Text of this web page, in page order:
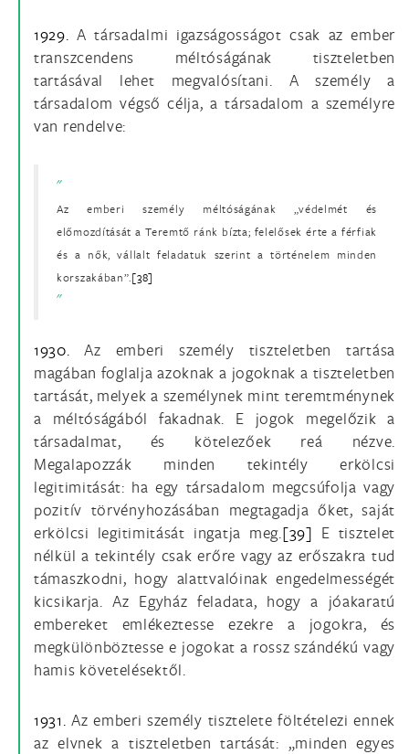
1929. A társadalmi igazságosságot csak az ember
transzcendens méltóságának tiszteletben
tartásával lehet megvalósítani. A személy a
társadalom végső célja, a társadalom a személyre
van rendelve:
Az emberi személy méltóságának „védelmét és
előmozdítását a Teremtő ránk bízta; felelősek érte a férfiak
és a nők, vállalt feladatuk szerint a történelem minden
korszakában”.[38]
1930. Az emberi személy tiszteletben tartása
magában foglalja azoknak a jogoknak a tiszteletben
tartását, melyek a személynek mint teremtménynek
a méltóságából fakadnak. E jogok megelőzik a
társadalmat, és kötelezőek reá nézve.
Megalapozzák minden tekintély erkölcsi
legitimitását: ha egy társadalom megcsúfolja vagy
pozitív törvényhozásában megtagadja őket, saját
erkölcsi legitimitását ingatja meg.[39] E tisztelet
nélkül a tekintély csak erőre vagy az erőszakra tud
támaszkodni, hogy alattvalóinak engedelmességét
kicsikarja. Az Egyház feladata, hogy a jóakaratú
embereket emlékeztesse ezekre a jogokra, és
megkülönböztesse e jogokat a rossz szándékú vagy
hamis követelésektől.
1931. Az emberi személy tisztelete föltételezi ennek
az elvnek a tiszteletben tartását: „minden egyes